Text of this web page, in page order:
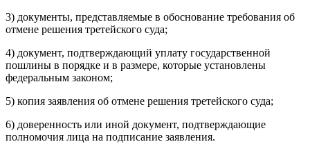
3) документы, представляемые в обоснование требования об
отмене решения третейского суда;
4) документ, подтверждающий уплату государственной
пошлины в порядке и в размере, которые установлены
федеральным законом;
5) копия заявления об отмене решения третейского суда;
6) доверенность или иной документ, подтверждающие
полномочия лица на подписание заявления.